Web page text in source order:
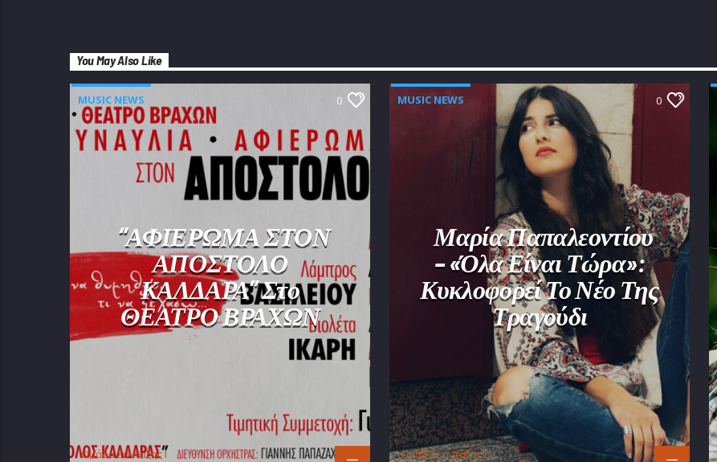
You May Also Like
MUSIC NEWS 0
“ΑΦΙΕΡΩΜΑ ΣΤΟΝ
ΑΠΟΣΤΟΛΟ
ΚΑΛΔΑΡΑ” Στο
ΘΕΑΤΡΟ ΒΡΑΧΩΝ
Oμάδα Σύνταξης Ι
MUSIC NEWS 0
Μαρία Παπαλεοντίου
– «Όλα Είναι Τώρα»:
Κυκλοφορεί Το Νέο Της
Τραγούδι
Oμάδα Σύνταξης Ι